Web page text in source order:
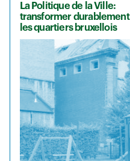
La Politique de la Ville:
transformer durablement
les quartiers bruxellois